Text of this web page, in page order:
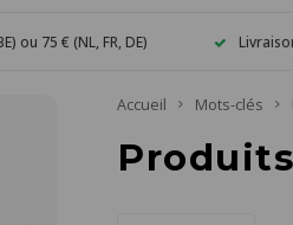
ou 75 € (NL, FR, DE)
Accueil Mots-clés